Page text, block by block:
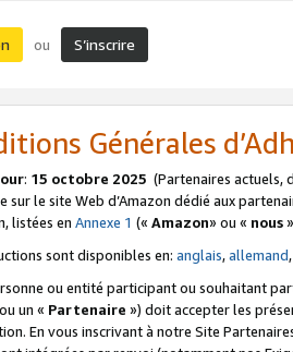
ou S’inscrire
Générales
: 15 octobre 2025 (Partenaires actuels,
sur le site Web d’Amazon dédié aux
listées en Annexe 1 (« Amazon» ou « nous
sont disponibles en: anglais,allemand,
ou entité participant ou souhaitant
un « Partenaire ») doit accepter les
En vous inscrivant à notre Site